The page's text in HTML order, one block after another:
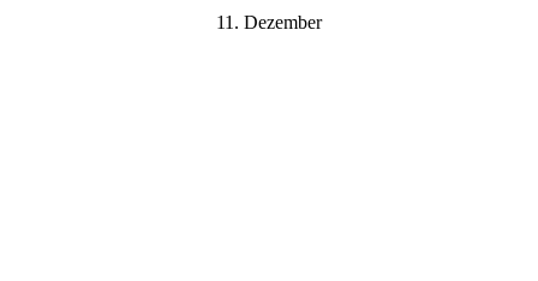
11. Dezember